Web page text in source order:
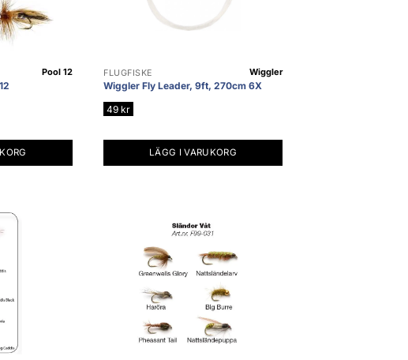
Pool 12 FLUGFISKE
Wiggler Fly Leader, 9ft, 270cm 6X
Wiggler
49 kr
LÄGG I VARUKORG